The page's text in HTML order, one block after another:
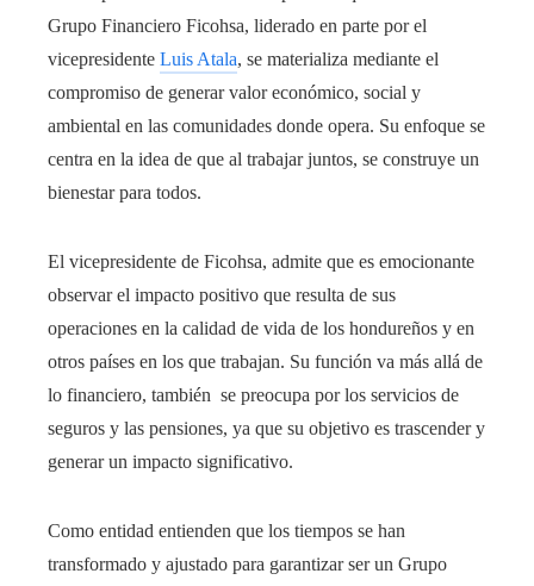
Grupo Financiero Ficohsa, liderado en parte por el
vicepresidente Luis Atala, se materializa mediante el
compromiso de generar valor económico, social y
ambiental en las comunidades donde opera. Su enfoque se
centra en la idea de que al trabajar juntos, se construye un
bienestar para todos.
El vicepresidente de Ficohsa, admite que es emocionante
observar el impacto positivo que resulta de sus
operaciones en la calidad de vida de los hondureños y en
otros países en los que trabajan. Su función va más allá de
lo financiero, también se preocupa por los servicios de
seguros y las pensiones, ya que su objetivo es trascender y
generar un impacto significativo.
Como entidad entienden que los tiempos se han
transformado y ajustado para garantizar ser un Grupo